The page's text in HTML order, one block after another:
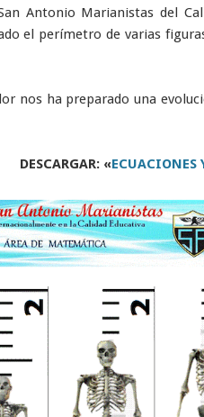
Antonio Marianistas del
el perímetro de varias
nos ha preparado una
DESCARGAR: «ECUACIONES